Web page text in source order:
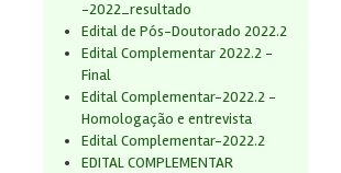
-2022_resultado
Edital de Pós-Doutorado 2022.2
Edital Complementar 2022.2 -
Final
Edital Complementar-2022.2 -
Homologação e entrevista
Edital Complementar-2022.2
EDITAL COMPLEMENTAR